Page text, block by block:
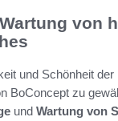
von
und Schönheit
BoConcept zu
und Wartung von